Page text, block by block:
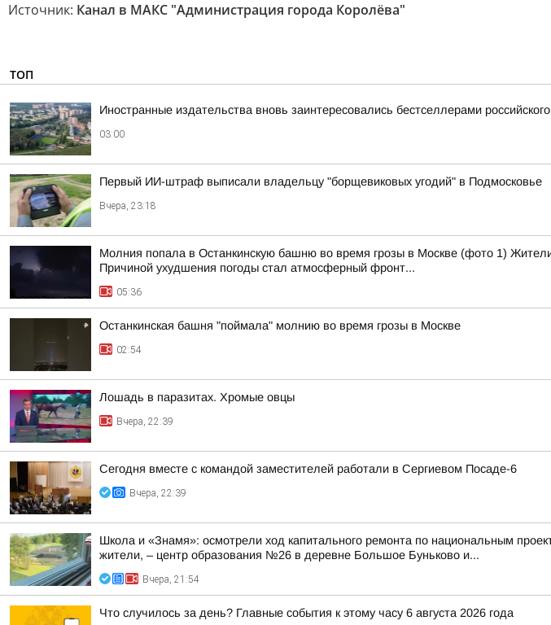
Источник: Канал в МАКС "Администрация города Королёва"
ТОП
Иностранные издательства вновь заинтересовались бестселлерами
03:00
Первый ИИ-штраф выписали владельцу "борщевиковых угодий" в Подмосковье
Вчера, 23:18
Молния попала в Останкинскую башню во время грозы в Москве (фото 1)
Причиной ухудшения погоды стал атмосферный фронт...
05:36
Останкинская башня "поймала" молнию во время грозы в Москве
02:54
Лошадь в паразитах. Хромые овцы
Вчера, 22:39
Сегодня вместе с командой заместителей работали в Сергиевом Посаде-6
Вчера, 22:39
Школа и «Знамя»: осмотрели ход капитального ремонта по национальным
жители, – центр образования №26 в деревне Большое Буньково и...
Вчера, 21:54
Что случилось за день? Главные события к этому часу 6 августа 2026 года